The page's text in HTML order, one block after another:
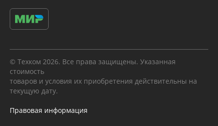
© Техком 2026. Все права защищены. Указанная
стоимость
товаров и условия их приобретения действительны на
текущую дату.
Правовая информация